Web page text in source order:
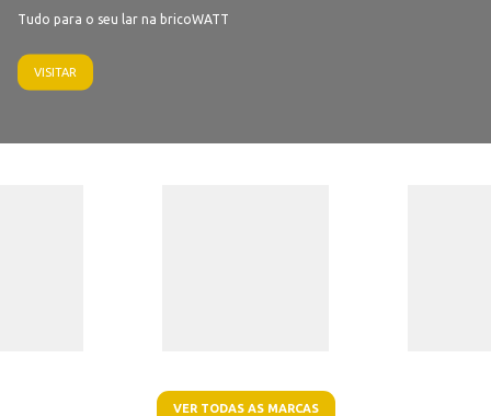
Tudo para o seu lar na bricoWATT
VISITAR
VER TODAS AS MARCAS